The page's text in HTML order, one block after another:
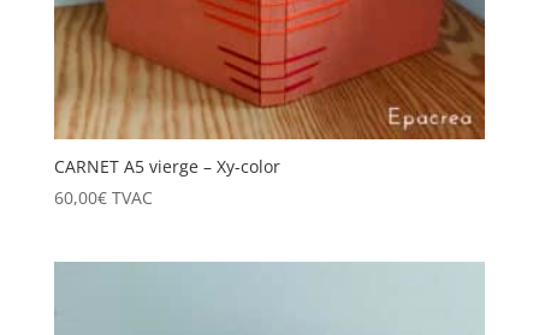
CARNET A5 vierge – Xy-color
60,00€ TVAC